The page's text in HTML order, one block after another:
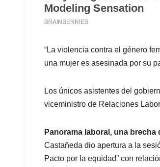
“La violencia contra el género
una mujer es asesinada por su
Los únicos asistentes del
viceministro de Relaciones
Panorama laboral, una brecha
Castañeda dio apertura a la
Pacto por la equidad” con